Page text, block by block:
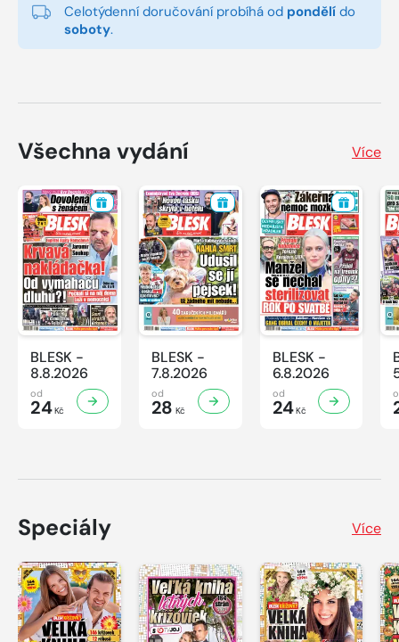
Celotýdenní doručování probíhá od pondělí do
soboty.
Všechna vydání Více
BLESK -
8.8.2026
od
24Kč
BLESK -
7.8.2026
od
28 Kč
BLESK -
6.8.2026
od
24Kč
Speciály Více